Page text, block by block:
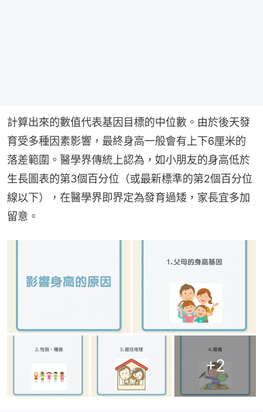
計算出來的數值代表基因目標的中位數。由於後天發
育受多種因素影響，最終身高一般會有上下6厘米的
落差範圍。醫學界傳統上認為，如小朋友的身高低於
生長圖表的第3個百分位（或最新標準的第2個百分位
線以下），在醫學界即界定為發育過矮，家長宜多加
留意。
+2